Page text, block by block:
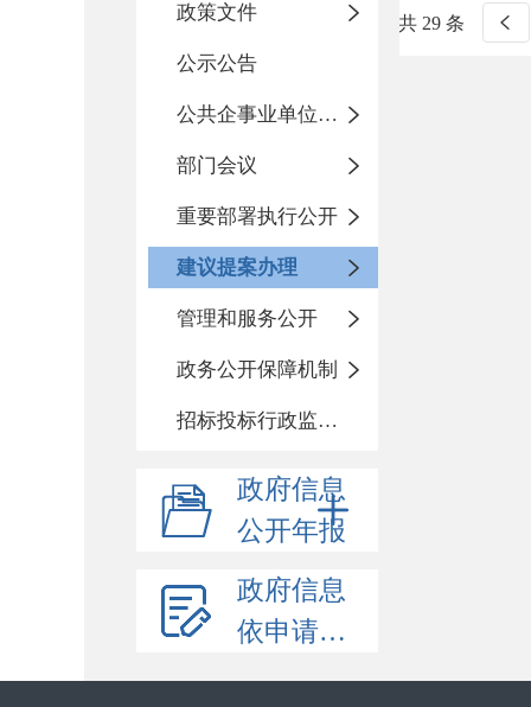
政策文件
公示公告
公共企事业单位信息公开
部门会议
重要部署执行公开
建议提案办理
管理和服务公开
政务公开保障机制
招标投标行政监督责任清单
政府信息
公开年报
政府信息
依申请公开
共 29 条